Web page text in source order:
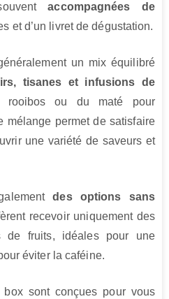
accompagnées de
et d’un livret de dégustation.
un mix équilibré
tisanes et infusions de
ou du maté pour
mélange permet de satisfaire
une variété de saveurs et
des options sans
recevoir uniquement des
de fruits, idéales pour une
éviter la caféine.
sont conçues pour vous